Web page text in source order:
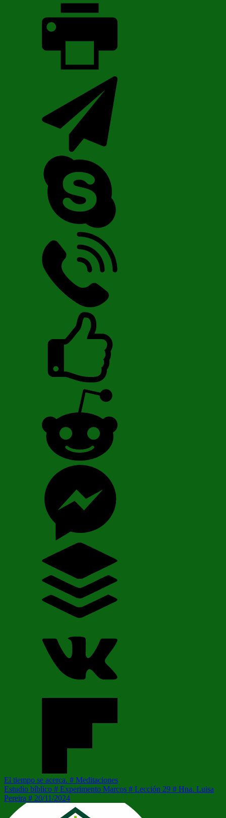
Navegación
de
entradas
Entrada
anterior:
El tiempo se acerca. # Meditaciones
Siguiente
entrada:
Estudio bíblico # Experimento Marcos # Lección 29 # Hna. Luisa
Pereira # 20/11/2024